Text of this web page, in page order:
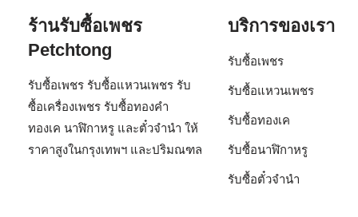
ร้านรับซื้อเพชร
Petchtong
รับซื้อเพชร รับซื้อแหวนเพชร รับ
ซื้อเครื่องเพชร รับซื้อทองคำ
ทองเค นาฬิกาหรู และตั๋วจำนำ ให้
ราคาสูงในกรุงเทพฯ และปริมณฑล
บริการของเรา
รับซื้อเพชร
รับซื้อแหวนเพชร
รับซื้อทองเค
รับซื้อนาฬิกาหรู
รับซื้อตั๋วจำนำ